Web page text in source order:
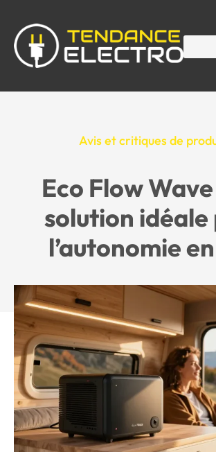
Avis et critiques de
Eco Flow
solution idéale
l’autonomie